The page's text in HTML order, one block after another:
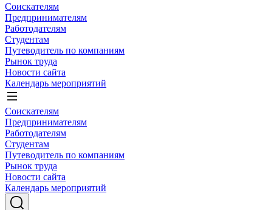
Соискателям
Предпринимателям
Работодателям
Студентам
Путеводитель по компаниям
Рынок труда
Новости сайта
Календарь мероприятий
Соискателям
Предпринимателям
Работодателям
Студентам
Путеводитель по компаниям
Рынок труда
Новости сайта
Календарь мероприятий